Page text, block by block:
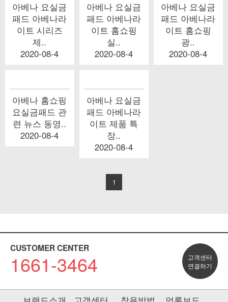
아베나 요실금
패드 아베나라
이트 시리즈
제..
2020-08-4
아베나 요실금
패드 아베나라
이트 홈쇼핑
실..
2020-08-4
아베나 요실금
패드 아베나라
이트 홈쇼핑
광..
2020-08-4
아베나 홈쇼핑
요실금패드 관
련 뉴스 동영..
2020-08-4
아베나 요실금
패드 아베나라
이트 제품 특
장..
2020-08-4
1
CUSTOMER CENTER
1661-3464
고객센터
연결하기